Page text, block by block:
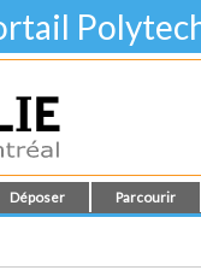
Déposer Parcourir